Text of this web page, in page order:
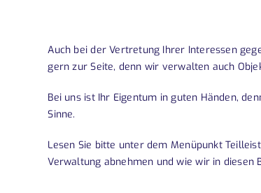
Auch bei der Vertretung Ihrer Interessen
gern zur Seite, denn wir verwalten auch
Bei uns ist Ihr Eigentum in guten Händen,
Sinne.
Lesen Sie bitte unter dem Menüpunkt
Verwaltung abnehmen und wie wir in diesen